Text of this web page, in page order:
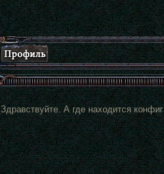
Здравствуйте. А где находится